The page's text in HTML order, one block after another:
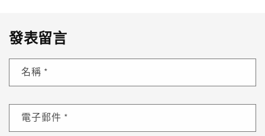
發表留言
名稱 *
電子郵件 *